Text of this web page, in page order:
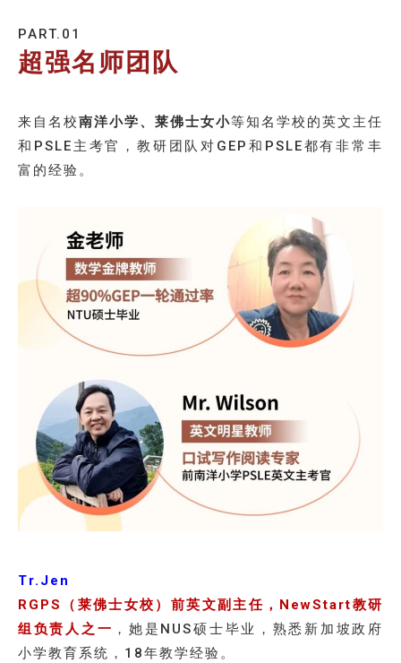
PART.01
超强名师团队
来自名校南洋小学、莱佛士女小等知名学校的英文主任
和PSLE主考官，教研团队对GEP和PSLE都有非常丰
富的经验。
Tr.Jen
RGPS（莱佛士女校）前英文副主任，NewStart教研
组负责人之一 ，她是NUS硕士毕业，熟悉新加坡政府
小学教育系统，18年教学经验。